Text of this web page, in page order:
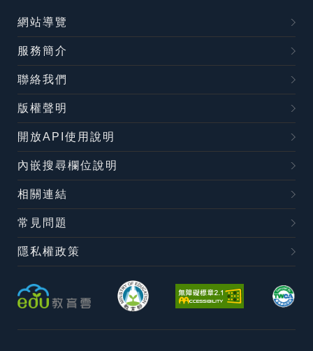
網站導覽
服務簡介
聯絡我們
版權聲明
開放API使用說明
內嵌搜尋欄位說明
相關連結
常見問題
隱私權政策